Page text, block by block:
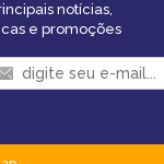
notícias,
e promoções